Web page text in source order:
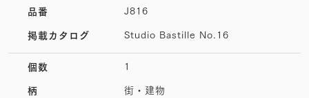
品番 J816
掲載カタログ Studio Bastille No.16
個数 1
柄 街・建物